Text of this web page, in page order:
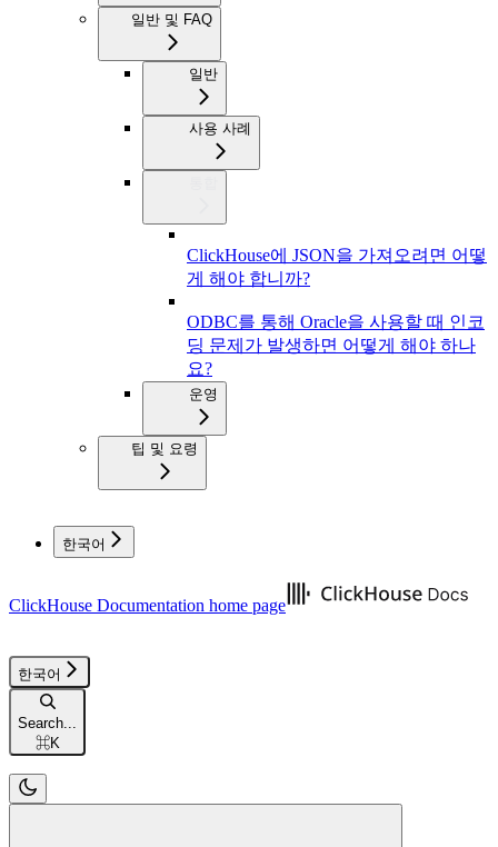
일반 및 FAQ
일반
사용 사례
ClickHouse에 JSON을 가져오려면 어떻
게 해야 합니까?
ODBC를 통해 Oracle을 사용할 때 인코
딩 문제가 발생하면 어떻게 해야 하나
요?
운영
팁 및 요령
한국어
ClickHouse Documentation home page
한국어
Search...
⌘K